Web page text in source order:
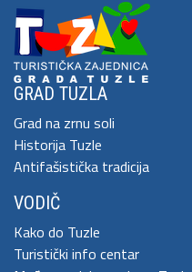
GRAD TUZLA
Grad na zrnu soli
Historija Tuzle
Antifašistička tradicija
VODIČ
Kako do Tuzle
Turistički info centar